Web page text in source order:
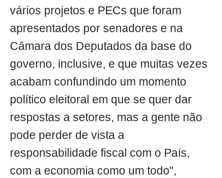
vários projetos e PECs que foram
apresentados por senadores e na
Câmara dos Deputados da base do
governo, inclusive, e que muitas vezes
acabam confundindo um momento
político eleitoral em que se quer dar
respostas a setores, mas a gente não
pode perder de vista a
responsabilidade fiscal com o País,
com a economia como um todo",